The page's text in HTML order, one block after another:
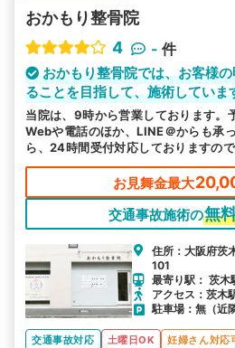
おかもり整骨院
4
- 件
おかもり整骨院では、お客様
ることを目指して、施術していま
当院は、9時から営業しております。
Webや電話のほか、LINE＠からも承
ら、24時間受付対応しておりますの
い。
お見舞金最大
交通事故施術の無
住所：大阪府茨
101
最寄り駅： 茨
アクセス：茨木
駐車場：無（近
交通事故対応 土曜日OK 妊婦さん対応